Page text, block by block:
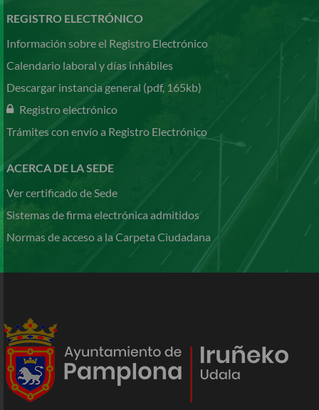
REGISTRO ELECTRÓNICO
Información sobre el Registro Electrónico
Calendario laboral y días inhábiles
Descargar instancia general (pdf, 165kb)
Registro electrónico
Trámites con envío a Registro Electrónico
ACERCA DE LA SEDE
Ver certificado de Sede
Sistemas de firma electrónica admitidos
Normas de acceso a la Carpeta Ciudadana